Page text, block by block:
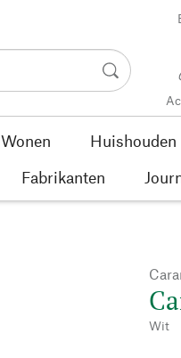
Wonen Huishouden
Fabrikanten
Wit